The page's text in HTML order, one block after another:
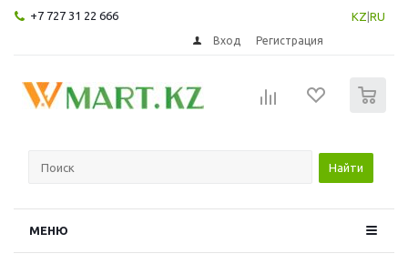
+7 727 31 22 666 KZ RU
Вход Регистрация
Найти
МЕНЮ